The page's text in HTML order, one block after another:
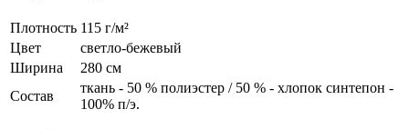
Плотность 115 г/м²
Цвет
светло-бежевый
Ширина
280 см
Состав
ткань - 50 % полиэстер / 50 % - хлопок синтепон -
100% п/э.